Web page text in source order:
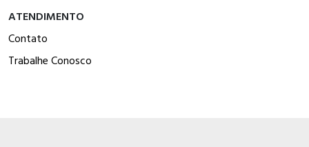
ATENDIMENTO
Contato
Trabalhe Conosco